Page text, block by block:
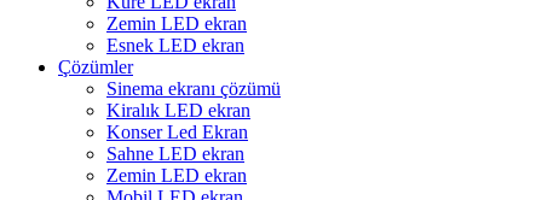
Zemin LED ekran
Esnek LED ekran
Çözümler
Sinema ekranı çözümü
Kiralık LED ekran
Konser Led Ekran
Sahne LED ekran
Zemin LED ekran